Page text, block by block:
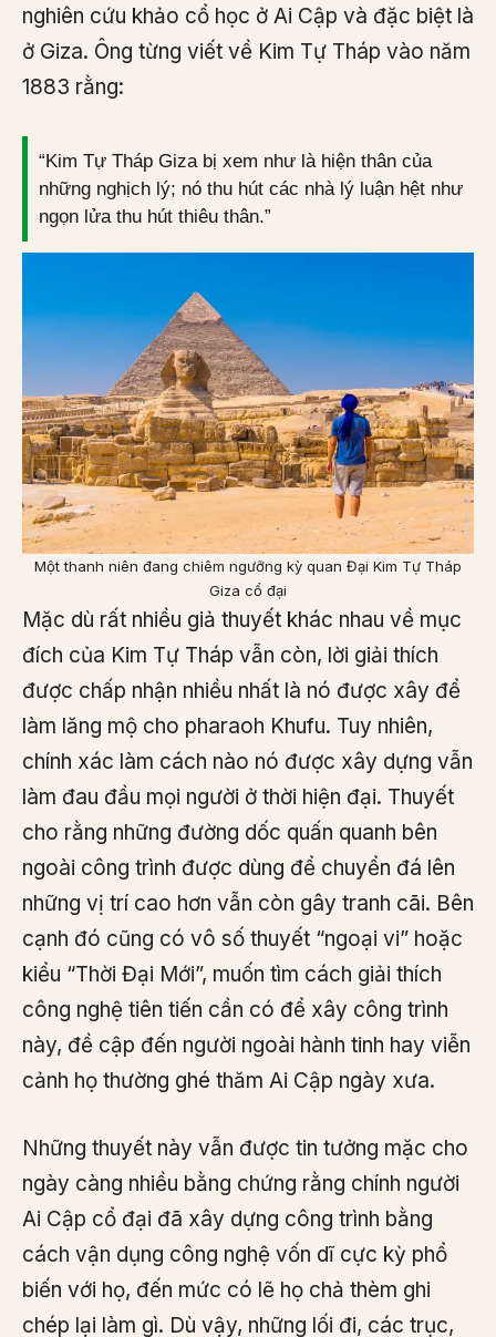
nghiên cứu khảo cổ học ở Ai Cập và đặc biệt là
ở Giza. Ông từng viết về Kim Tự Tháp vào năm
1883 rằng:
“Kim Tự Tháp Giza bị xem như là hiện thân của
những nghịch lý; nó thu hút các nhà lý luận hệt như
ngọn lửa thu hút thiêu thân.”
Một thanh niên đang chiêm ngưỡng kỳ quan Đại Kim Tự Tháp
Giza cổ đại
Mặc dù rất nhiều giả thuyết khác nhau về mục
đích của Kim Tự Tháp vẫn còn, lời giải thích
được chấp nhận nhiều nhất là nó được xây để
làm lăng mộ cho pharaoh Khufu. Tuy nhiên,
chính xác làm cách nào nó được xây dựng vẫn
làm đau đầu mọi người ở thời hiện đại. Thuyết
cho rằng những đường dốc quấn quanh bên
ngoài công trình được dùng để chuyển đá lên
những vị trí cao hơn vẫn còn gây tranh cãi. Bên
cạnh đó cũng có vô số thuyết “ngoại vi” hoặc
kiểu “Thời Đại Mới”, muốn tìm cách giải thích
công nghệ tiên tiến cần có để xây công trình
này, đề cập đến người ngoài hành tinh hay viễn
cảnh họ thường ghé thăm Ai Cập ngày xưa.
Những thuyết này vẫn được tin tưởng mặc cho
ngày càng nhiều bằng chứng rằng chính người
Ai Cập cổ đại đã xây dựng công trình bằng
cách vận dụng công nghệ vốn dĩ cực kỳ phổ
biến với họ, đến mức có lẽ họ chả thèm ghi
chép lại làm gì. Dù vậy, những lối đi, các trục,